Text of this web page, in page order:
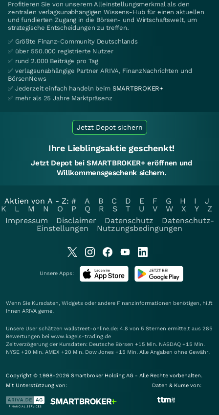
Profitieren Sie von unserem Alleinstellungsmerkmal als den
zentralen verlagsunabhängigen Wissens-Hub für einen aktuellen
und fundierten Zugang in die Börsen- und Wirtschaftswelt, um
strategische Entscheidungen zu treffen.
✅ Größte Finanz-Community Deutschlands
✅ über 550.000 registrierte Nutzer
✅ rund 2.000 Beiträge pro Tag
✅ verlagsunabhängige Partner ARIVA, FinanzNachrichten und
BörsenNews
✅ Jederzeit einfach handeln beim SMARTBROKER+
✅ mehr als 25 Jahre Marktpräsenz
Jetzt Depot sichern
Ihre Lieblingsaktie geschenkt!
Jetzt Depot bei SMARTBROKER+ eröffnen und
Willkommensgeschenk sichern.
Aktien von A - Z: # A B C D E F G H I
J
K
L M N O P Q R S T U V W X Y
Z
Impressum
Disclaimer Datenschutz
Datenschutz-
Einstellungen
Nutzungsbedingungen
Unsere Apps:
Wenn Sie Kursdaten, Widgets oder andere Finanzinformationen benötigen, hilft
Ihnen ARIVA gerne.
Unsere User schätzen wallstreet-online.de: 4.8 von 5 Sternen ermittelt aus 285
Bewertungen bei www.kagels-trading.de
Zeitverzögerung der Kursdaten: Deutsche Börsen +15 Min. NASDAQ +15 Min.
NYSE +20 Min. AMEX +20 Min. Dow Jones +15 Min. Alle Angaben ohne Gewähr.
Copyright © 1998-2026 Smartbroker Holding AG - Alle Rechte vorbehalten.
Mit Unterstützung von:
Daten & Kurse von: